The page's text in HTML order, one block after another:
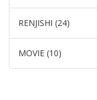
RENJISHI (24)
MOVIE (10)